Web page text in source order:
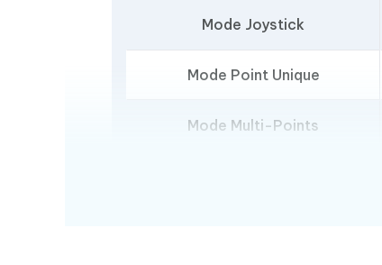
Mode Joystick
Mode Point Unique
Mode Multi-Points